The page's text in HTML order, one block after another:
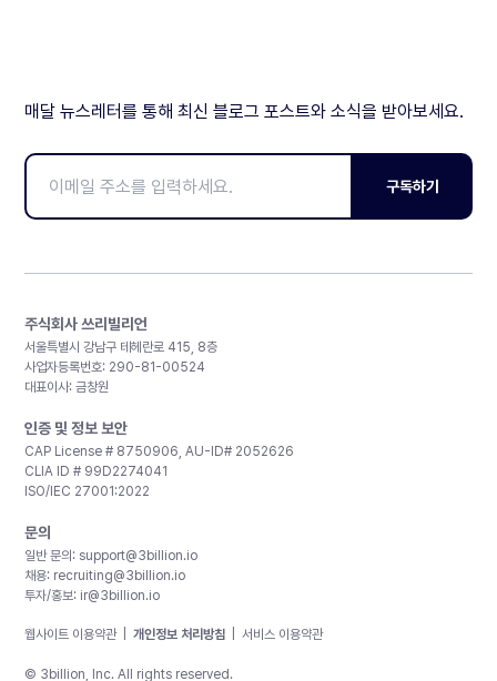
매달 뉴스레터를 통해 최신 블로그 포스트와 소식을 받아보세요.
구독하기
주식회사 쓰리빌리언
서울특별시 강남구 테헤란로 415, 8층
사업자등록번호: 290-81-00524
대표이사: 금창원
인증 및 정보 보안
CAP License # 8750906, AU-ID# 2052626
CLIA ID # 99D2274041
ISO/IEC 27001:2022
문의
일반 문의: support@3billion.io
채용: recruiting@3billion.io
투자/홍보: ir@3billion.io
웹사이트 이용약관 개인정보 처리방침 서비스 이용약관
© 3billion, Inc. All rights reserved.